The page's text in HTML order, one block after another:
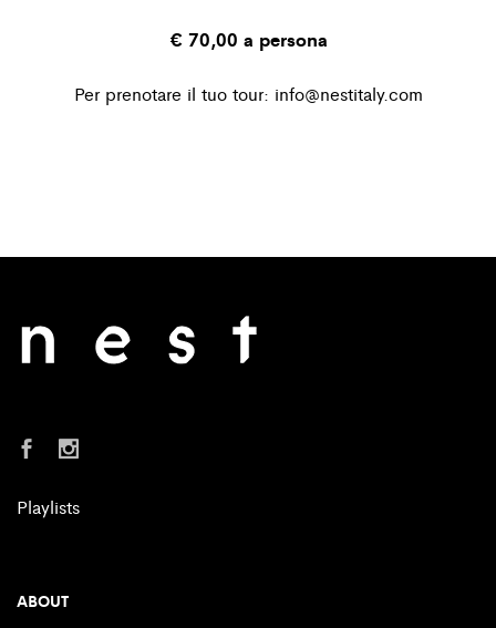
€ 70,00 a persona
Per prenotare il tuo tour: info@nestitaly.com
Playlists
ABOUT